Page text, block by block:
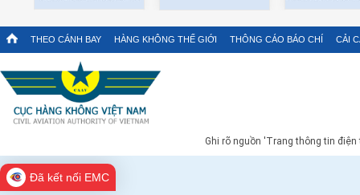
THEO CÁNH BAY HÀNG KHÔNG THẾ GIỚI THÔNG CÁO BÁO CHÍ CẢI
Ghi rõ nguồn 'Trang thông tin
Đã kết nối EMC